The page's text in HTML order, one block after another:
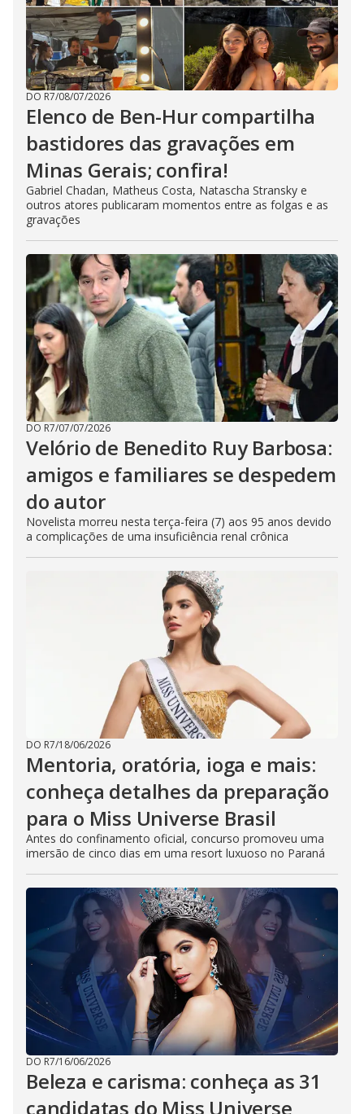
DO R7/08/07/2026
Elenco de Ben-Hur compartilha
bastidores das gravações em
Minas Gerais; confira!
Gabriel Chadan, Matheus Costa, Natascha Stransky e
outros atores publicaram momentos entre as folgas e as
gravações
DO R7/07/07/2026
Velório de Benedito Ruy Barbosa:
amigos e familiares se despedem
do autor
Novelista morreu nesta terça-feira (7) aos 95 anos devido
a complicações de uma insuficiência renal crônica
DO R7/18/06/2026
Mentoria, oratória, ioga e mais:
conheça detalhes da preparação
para o Miss Universe Brasil
Antes do confinamento oficial, concurso promoveu uma
imersão de cinco dias em uma resort luxuoso no Paraná
DO R7/16/06/2026
Beleza e carisma: conheça as 31
candidatas do Miss Universe